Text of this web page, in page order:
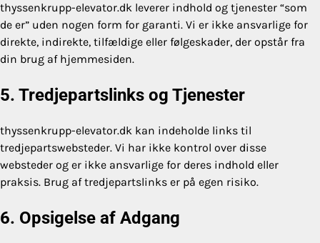
thyssenkrupp-elevator.dk leverer indhold og tjenester “som
de er” uden nogen form for garanti. Vi er ikke ansvarlige for
direkte, indirekte, tilfældige eller følgeskader, der opstår fra
din brug af hjemmesiden.
5. Tredjepartslinks og Tjenester
thyssenkrupp-elevator.dk kan indeholde links til
tredjepartswebsteder. Vi har ikke kontrol over disse
websteder og er ikke ansvarlige for deres indhold eller
praksis. Brug af tredjepartslinks er på egen risiko.
6. Opsigelse af Adgang